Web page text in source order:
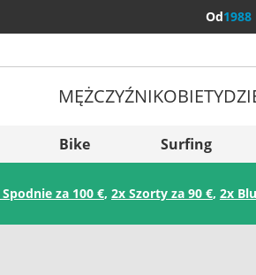
Od1988
(Nederlands)
MĘŻCZYŹNIKOBIETY
Bike Surfing
za 100 €, 2x Szorty za 90 €, 2x